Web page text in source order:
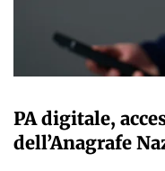
PA digitale,
dell’Anagrafe